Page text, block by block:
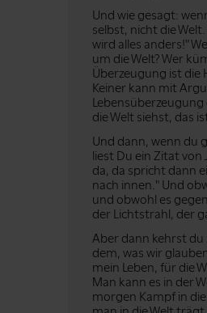
Und wie gesagt:
selbst, nicht die
wird alles anders!"
um die Welt? Wer
Überzeugung ist die
Keiner kann mit
die Welt siehst, das
Und dann, wenn du
liest Du ein Zitat
da, da spricht dann
nach innen." Und
und obwohl es
der Lichtstrahl, der
Aber dann kehrst du
dem, was wir
mein Leben, für die
Man kann es in der
morgen Kampf in